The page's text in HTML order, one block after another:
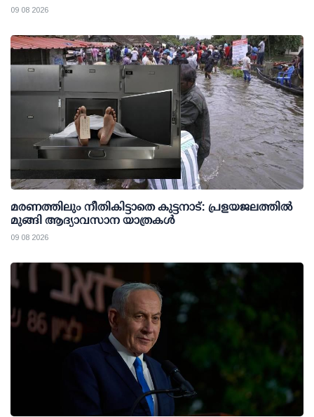
09 08 2026
മരണത്തിലും നീതികിട്ടാതെ കുട്ടനാട്: പ്രളയജലത്തില്‍
മുങ്ങി ആദ്യാവസാന യാത്രകള്‍
09 08 2026